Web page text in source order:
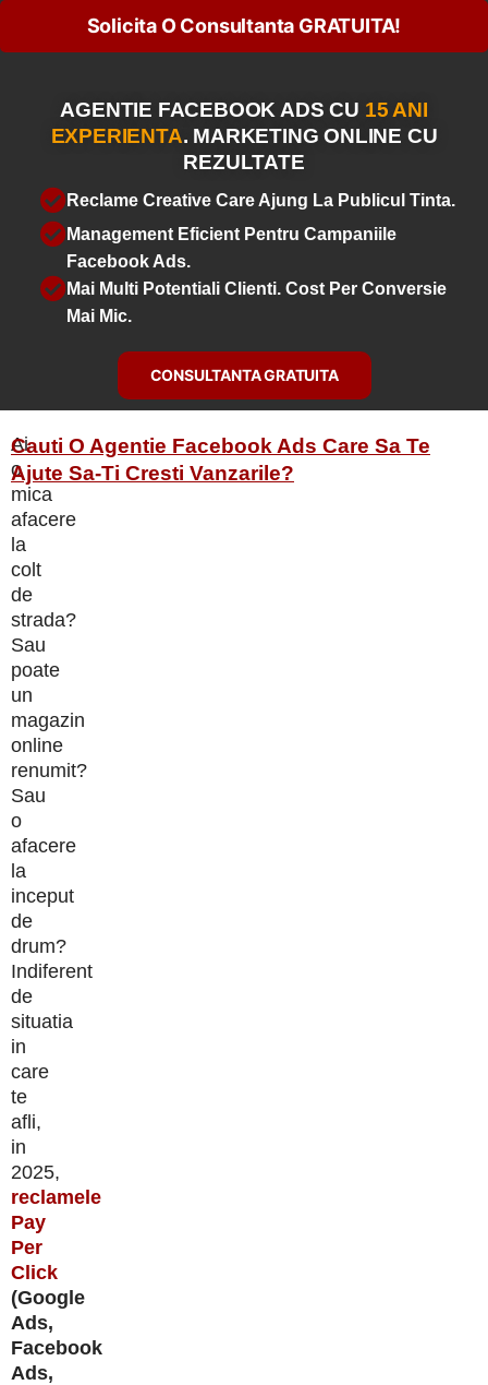
Solicita O Consultanta GRATUITA!
AGENTIE FACEBOOK ADS CU 15 ANI
EXPERIENTA. MARKETING ONLINE CU
REZULTATE
Reclame Creative Care Ajung La Publicul Tinta.
Management Eficient Pentru Campaniile
Facebook Ads.
Mai Multi Potentiali Clienti. Cost Per Conversie
Mai Mic.​
CONSULTANTA GRATUITA
Ai
o
mica
afacere
la
colt
de
strada?
Sau
poate
un
magazin
online
renumit?
Sau
o
afacere
la
inceput
de
drum?
Indiferent
de
situatia
in
care
te
afli,
in
2025,
reclamele
Pay
Per
Click
(Google
Ads,
Facebook
Ads,
Cauti O Agentie Facebook Ads Care Sa Te
Ajute Sa-Ti Cresti Vanzarile?